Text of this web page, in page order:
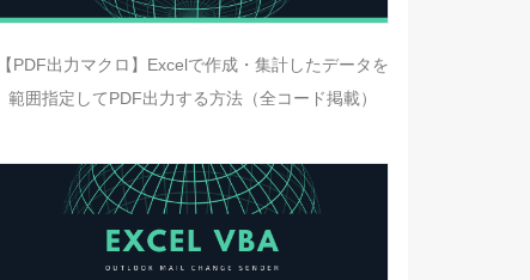
【PDF出力マクロ】Excelで作成・集計したデータを
範囲指定してPDF出力する方法（全コード掲載）